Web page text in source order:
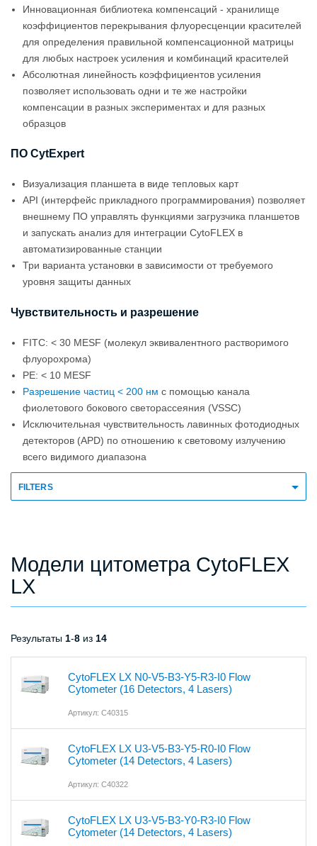
Инновационная библиотека компенсаций - хранилище
коэффициентов перекрывания флуоресценции красителей
для определения правильной компенсационной матрицы
для любых настроек усиления и комбинаций красителей
Абсолютная линейность коэффициентов усиления
позволяет использовать одни и те же настройки
компенсации в разных экспериментах и для разных
образцов
ПО CytExpert
Визуализация планшета в виде тепловых карт
API (интерфейс прикладного программирования) позволяет
внешнему ПО управлять функциями загрузчика планшетов
и запускать анализ для интеграции CytoFLEX в
автоматизированные станции
Три варианта установки в зависимости от требуемого
уровня защиты данных
Чувствительность и разрешение
FITC: < 30 MESF (молекул эквивалентного растворимого
флуорохрома)
PE: < 10 MESF
Разрешение частиц < 200 нм с помощью канала
фиолетового бокового светорассеяния (VSSC)
Исключительная чувствительность лавинных фотодиодных
детекторов (APD) по отношению к световому излучению
всего видимого диапазона
FILTERS
Модели цитометра CytoFLEX
LX
Результаты 1-8 из 14
CytoFLEX LX N0-V5-B3-Y5-R3-I0 Flow
Cytometer (16 Detectors, 4 Lasers)
Артикул: C40315
CytoFLEX LX U3-V5-B3-Y5-R0-I0 Flow
Cytometer (14 Detectors, 4 Lasers)
Артикул: C40322
CytoFLEX LX U3-V5-B3-Y0-R3-I0 Flow
Cytometer (14 Detectors, 4 Lasers)